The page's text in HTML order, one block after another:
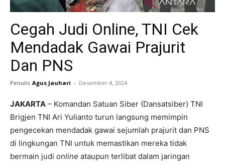
Cegah Judi Online, TNI Cek
Mendadak Gawai Prajurit
Dan PNS
Penulis Agus Jauhari - Desember 4, 2024
JAKARTA – Komandan Satuan Siber (Dansatsiber) TNI
Brigjen TNI Ari Yulianto turun langsung memimpin
pengecekan mendadak gawai sejumlah prajurit dan PNS
di lingkungan TNI untuk memastikan mereka tidak
bermain judi online ataupun terlibat dalam jaringan